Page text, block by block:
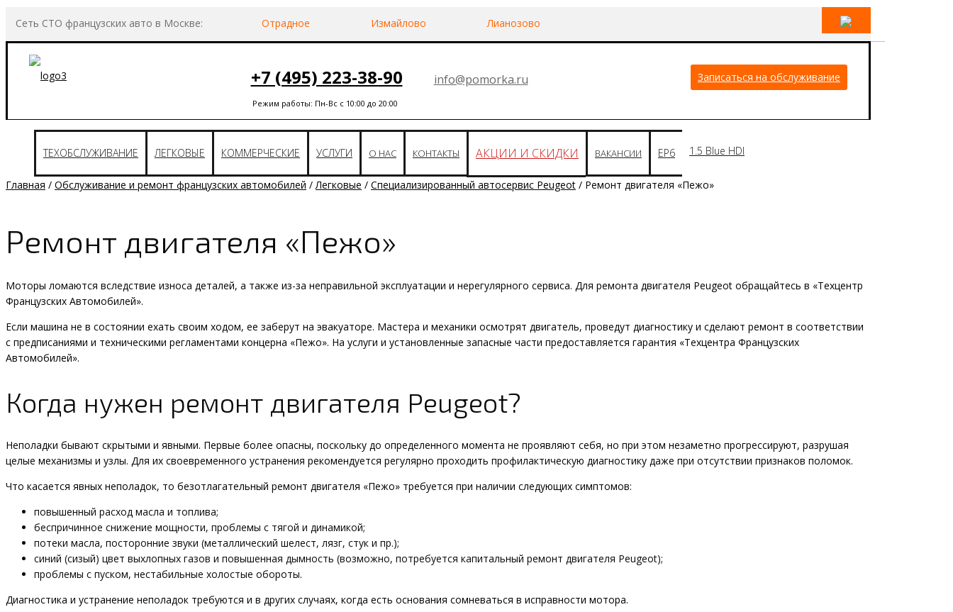
Сеть СТО французских авто в Москве: Отрадное Измайлово Лианозово
+7 (495) 223-38-90 info@pomorka.ru
Режим работы: Пн-Вс с 10:00 до 20:00
Записаться на обслуживание
ТЕХОБСЛУЖИВАНИЕ ЛЕГКОВЫЕ КОММЕРЧЕСКИЕ УСЛУГИ О НАС КОНТАКТЫ АКЦИИ И СКИДКИ ВАКАНСИИ EP6 1.5 Blue HDI
Главная / Обслуживание и ремонт французских автомобилей / Легковые / Специализированный автосервис Peugeot / Ремонт двигателя «Пежо»
Ремонт двигателя «Пежо»
Моторы ломаются вследствие износа деталей, а также из-за неправильной эксплуатации и нерегулярного сервиса. Для ремонта двигателя Peugeot обращайтесь в «Техцентр
Французских Автомобилей».
Если машина не в состоянии ехать своим ходом, ее заберут на эвакуаторе. Мастера и механики осмотрят двигатель, проведут диагностику и сделают ремонт в соответствии
с предписаниями и техническими регламентами концерна «Пежо». На услуги и установленные запасные части предоставляется гарантия «Техцентра Французских
Автомобилей».
Когда нужен ремонт двигателя Peugeot?
Неполадки бывают скрытыми и явными. Первые более опасны, поскольку до определенного момента не проявляют себя, но при этом незаметно прогрессируют, разрушая
целые механизмы и узлы. Для их своевременного устранения рекомендуется регулярно проходить профилактическую диагностику даже при отсутствии признаков поломок.
Что касается явных неполадок, то безотлагательный ремонт двигателя «Пежо» требуется при наличии следующих симптомов:
повышенный расход масла и топлива;
беспричинное снижение мощности, проблемы с тягой и динамикой;
потеки масла, посторонние звуки (металлический шелест, лязг, стук и пр.);
синий (сизый) цвет выхлопных газов и повышенная дымность (возможно, потребуется капитальный ремонт двигателя Peugeot);
проблемы с пуском, нестабильные холостые обороты.
Диагностика и устранение неполадок требуются и в других случаях, когда есть основания сомневаться в исправности мотора.